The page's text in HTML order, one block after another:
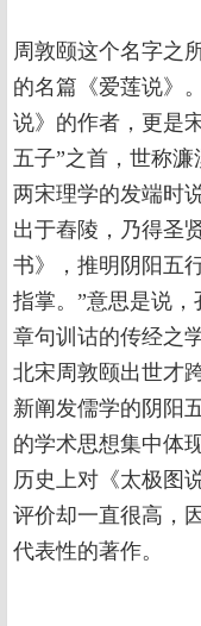
周敦颐这个名字之
的名篇《爱莲说》
说》的作者，更是
五子”之首，世称濂
两宋理学的发端时
出于舂陵，乃得圣
书》，推明阴阳五
指掌。”意思是说
章句训诂的传经之
北宋周敦颐出世才
新阐发儒学的阴阳
的学术思想集中体
历史上对《太极图
评价却一直很高，
代表性的著作。